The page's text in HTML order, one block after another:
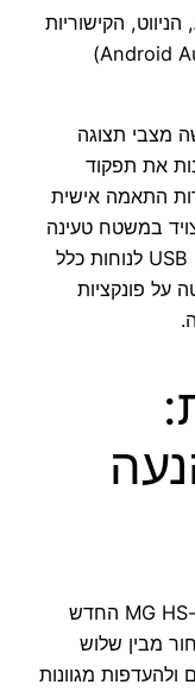
הקישוריות
לסמארטפונים (Apple CarPlay ו-Android Auto)
מצבי תצוגה
את תפקוד
התאמה אישית
במשטח טעינה
אלחוטי לטלפונים ניידים, ארבעה שקעי USB לנוחות כלל
על פונקציות
אחד החידושים המשמעותיים ביותר ב-MG HS החדש
מבין שלוש
ולהעדפות מגוונות